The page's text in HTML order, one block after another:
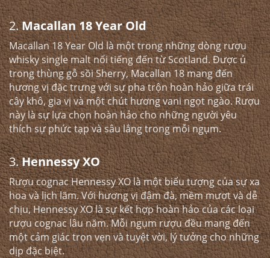
2.Macallan 18 Year Old
Macallan 18 Year Old là một trong những dòng rượu
whisky single malt nổi tiếng đến từ Scotland. Được ủ
trong thùng gỗ sồi Sherry, Macallan 18 mang đến
hương vị đặc trưng với sự pha trộn hoàn hảo giữa trái
cây khô, gia vị và một chút hương vani ngọt ngào. Rượu
này là sự lựa chọn hoàn hảo cho những người yêu
thích sự phức tạp và sâu lắng trong mỗi ngụm.
3.Hennessy XO
Rượu cognac Hennessy XO là một biểu tượng của sự xa
hoa và lịch lãm. Với hương vị đậm đà, mềm mượt và dễ
chịu, Hennessy XO là sự kết hợp hoàn hảo của các loại
rượu cognac lâu năm. Mỗi ngụm rượu đều mang đến
một cảm giác trọn vẹn và tuyệt vời, lý tưởng cho những
dịp đặc biệt.